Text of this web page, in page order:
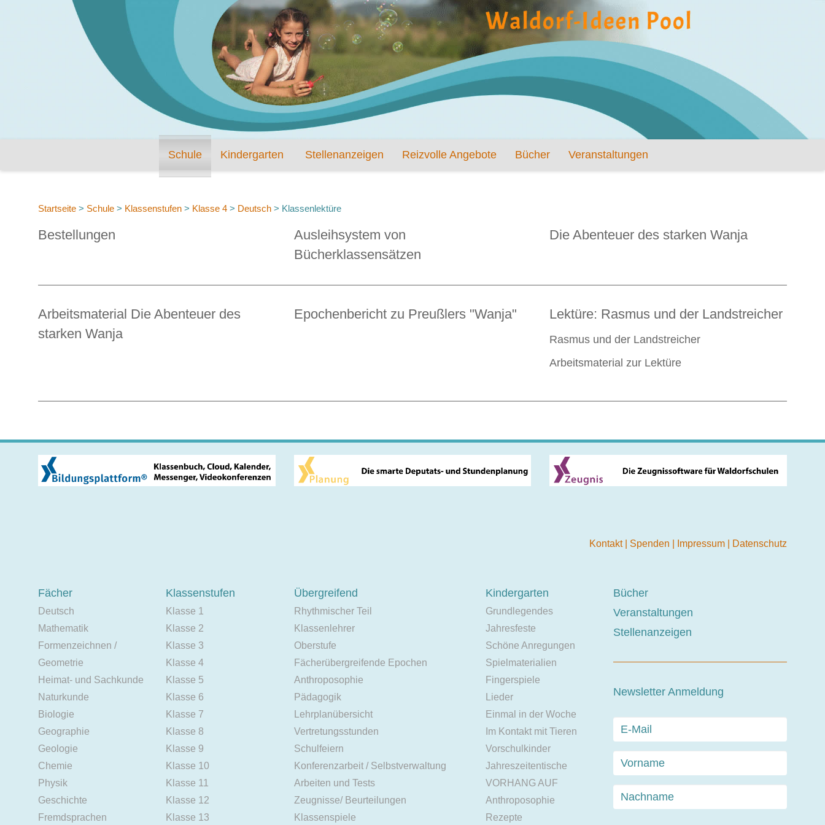
Schule Kindergarten Stellenanzeigen Reizvolle Angebote Bücher Veranstaltungen
Startseite > Schule > Klassenstufen > Klasse 4 > Deutsch > Klassenlektüre
Bestellungen
Ausleihsystem von
Bücherklassensätzen
Die Abenteuer des starken Wanja
Arbeitsmaterial Die Abenteuer des
starken Wanja
Epochenbericht zu Preußlers "Wanja" Lektüre: Rasmus und der Landstreicher
Rasmus und der Landstreicher
Arbeitsmaterial zur Lektüre
Kontakt Spenden Impressum Datenschutz
Fächer
Deutsch
Mathematik
Formenzeichnen /
Geometrie
Heimat- und Sachkunde
Naturkunde
Biologie
Geographie
Geologie
Chemie
Physik
Geschichte
Fremdsprachen
Klassenstufen
Klasse 1
Klasse 2
Klasse 3
Klasse 4
Klasse 5
Klasse 6
Klasse 7
Klasse 8
Klasse 9
Klasse 10
Klasse 11
Klasse 12
Klasse 13
Übergreifend
Rhythmischer Teil
Klassenlehrer
Oberstufe
Fächerübergreifende Epochen
Anthroposophie
Pädagogik
Lehrplanübersicht
Vertretungsstunden
Schulfeiern
Konferenzarbeit / Selbstverwaltung
Arbeiten und Tests
Zeugnisse/ Beurteilungen
Klassenspiele
Kindergarten
Grundlegendes
Jahresfeste
Schöne Anregungen
Spielmaterialien
Fingerspiele
Lieder
Einmal in der Woche
Im Kontakt mit Tieren
Vorschulkinder
Jahreszeitentische
VORHANG AUF
Anthroposophie
Rezepte
Bücher
Veranstaltungen
Stellenanzeigen
Newsletter Anmeldung